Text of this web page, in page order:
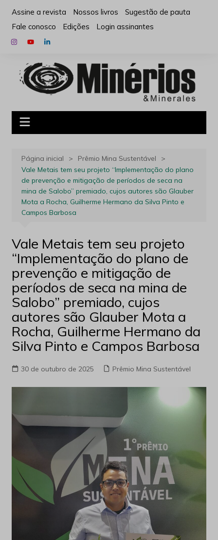
para
conteúdo
Assine a revista Nossos livros
Sugestão de pauta
Fale conosco
Edições Login assinantes
Página inicial
Prêmio Mina Sustentável
Vale Metais tem seu projeto “Implementação do plano
de prevenção e mitigação de períodos de seca na
mina de Salobo” premiado, cujos autores são Glauber
Mota a Rocha, Guilherme Hermano da Silva Pinto e
Campos Barbosa
Vale Metais tem seu projeto
“Implementação do plano de
prevenção e mitigação de
períodos de seca na mina de
Salobo” premiado, cujos
autores são Glauber Mota a
Rocha, Guilherme Hermano da
Silva Pinto e Campos Barbosa
30 de outubro de 2025 Prêmio Mina Sustentável